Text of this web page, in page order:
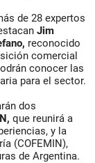
de 28 expertos
Jim
reconocido
comercial
conocer las
para el sector.
dos
que reunirá a
y la
(COFEMIN),
de Argentina.